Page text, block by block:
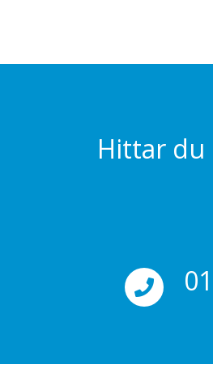
Hittar du